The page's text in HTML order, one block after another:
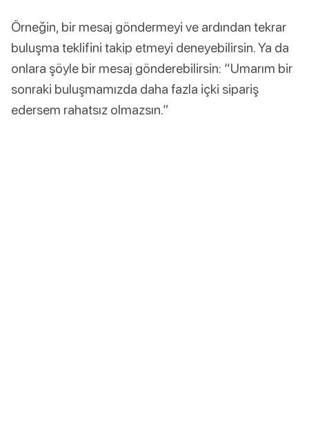
Örneğin, bir mesaj göndermeyi ve ardından tekrar
buluşma teklifini takip etmeyi deneyebilirsin. Ya da
onlara şöyle bir mesaj gönderebilirsin: “Umarım bir
sonraki buluşmamızda daha fazla içki sipariş
edersem rahatsız olmazsın.”